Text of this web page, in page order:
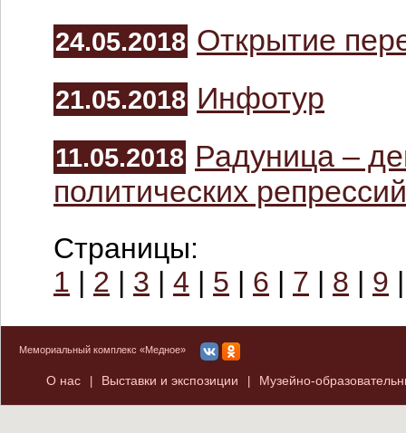
24.05.2018 Открытие
21.05.2018 Инфотур
11.05.2018 Радуница –
политических репрессий
Страницы:
1 | 2 | 3 | 4 | 5 | 6 | 7 | 8 | 9
Мемориальный комплекс «Медное»
О нас Выставки и экспозиции Музейно-